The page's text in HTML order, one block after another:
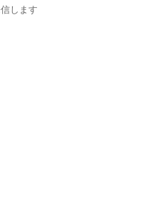
します